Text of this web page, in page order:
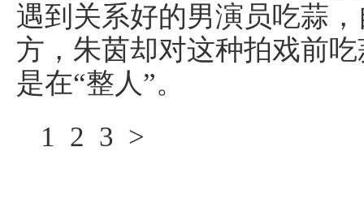
遇到关系好的男演员吃蒜
方，朱茵却对这种拍戏前
是在“整人”。
1 2 3 >